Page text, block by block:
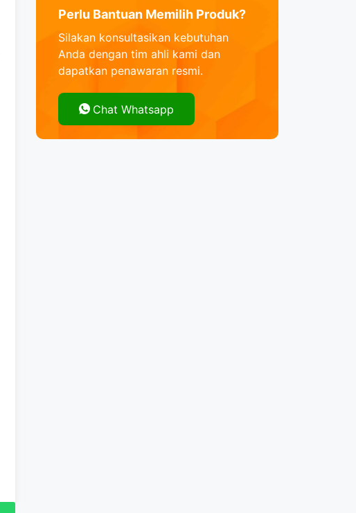
Perlu Bantuan Memilih Produk?
Silakan konsultasikan kebutuhan
Anda dengan tim ahli kami dan
dapatkan penawaran resmi.
Chat Whatsapp